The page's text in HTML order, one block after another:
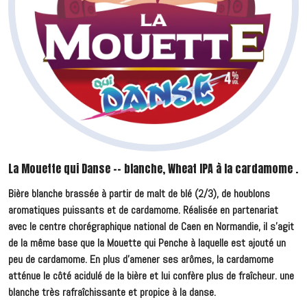
La Mouette qui Danse -- blanche, Wheat IPA à la cardamome .
Bière blanche brassée à partir de malt de blé (2/3), de houblons
aromatiques puissants et de cardamome. Réalisée en partenariat
avec le centre chorégraphique national de Caen en Normandie, il s'agit
de la même base que la Mouette qui Penche à laquelle est ajouté un
peu de cardamome. En plus d'amener ses arômes, la cardamome
atténue le côté acidulé de la bière et lui confère plus de fraîcheur. une
blanche très rafraîchissante et propice à la danse.